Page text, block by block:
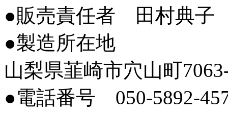
●販売責任者 田村典子
●製造所在地
山梨県韮崎市穴山町
●電話番号 050-5892-